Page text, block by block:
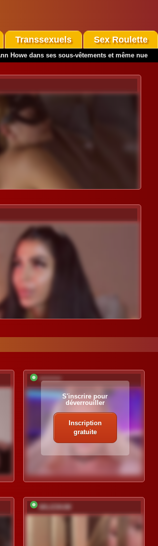
Transsexuels Sex Roulette
Howe dans ses sous-vêtements et même nue
*********
S'inscrire pour
déverrouiller
Inscription
gratuite